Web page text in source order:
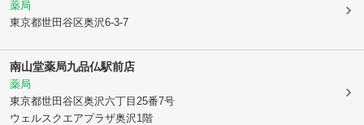
薬局
東京都世田谷区奥沢6-3-7
南山堂薬局九品仏駅前店
薬局
東京都世田谷区奥沢六丁目25番7号
ウェルスクエアプラザ奥沢1階